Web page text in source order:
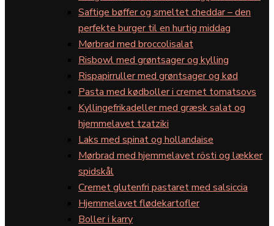
Saftige bøffer og smeltet cheddar – den
perfekte burger til en hurtig middag
Mørbrad med broccolisalat
Risbowl med grøntsager og kylling
Rispapirruller med grøntsager og kød
Pasta med kødboller i cremet tomatsovs
Kyllingefrikadeller med græsk salat og
hjemmelavet tzatziki
Laks med spinat og hollandaise
Mørbrad med hjemmelavet rösti og lækker
spidskål
Cremet glutenfri pastaret med salsiccia
Hjemmelavet flødekartofler
Boller i karry